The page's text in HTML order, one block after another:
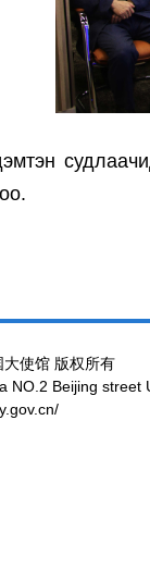
使馆 版权所有
NO.2 Beijing street